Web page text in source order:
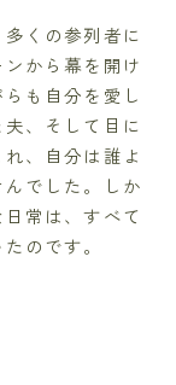
くの参列者に
から幕を開け
も自分を愛し
、そして目に
、自分は誰よ
でした。しか
常は、すべて
のです。